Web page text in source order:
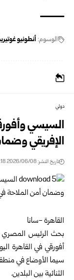
الوسوم:أنطونيو
دولي
السيسي
الإفريقي
تاريخ النشر: 2026/06/08 10:18 مساءً
القاهرة -سانا
بحث الرئيس
أفورقي في القاهرة
سيما الأوضاع في
الثنائية بين البلدين.